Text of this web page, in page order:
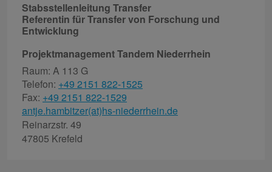
Stabsstellenleitung Transfer
Referentin für Transfer von Forschung und
Entwicklung
Projektmanagement Tandem Niederrhein
Raum: A 113 G
Telefon: +49 2151 822-1525
Fax: +49 2151 822-1529
antje.hambitzer(at)hs-niederrhein.de
Reinarzstr. 49
47805 Krefeld